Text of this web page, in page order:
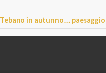
Tebano in autunno….